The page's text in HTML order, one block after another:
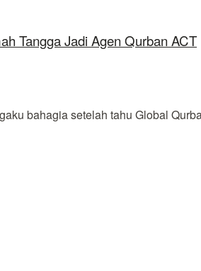
Tangga Jadi Agen Qurban ACT
bahagia setelah tahu Global